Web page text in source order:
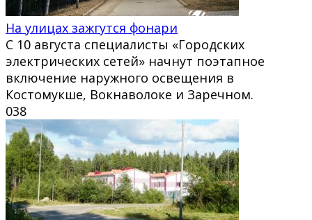
На улицах зажгутся фонари
С 10 августа специалисты «Городских
электрических сетей» начнут поэтапное
включение наружного освещения в
Костомукше, Вокнаволоке и Заречном.
038